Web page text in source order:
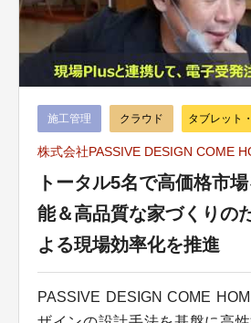
施工管理 クラウド タブレット
株式会社PASSIVE DESIGN COME
トータル5名で高価格市
能＆高品質な家づくりの
よる現場効率化を推進
PASSIVE DESIGN COME